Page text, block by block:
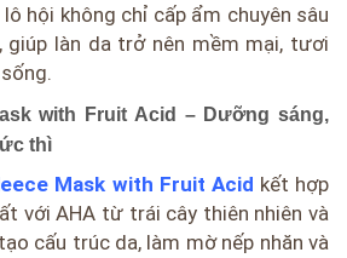
hội không chỉ cấp ẩm chuyên sâu
giúp làn da trở nên mềm mại, tươi
with Fruit Acid – Dưỡng sáng,
thì
Mask with Fruit Acid kết hợp
với AHA từ trái cây thiên nhiên và
cấu trúc da, làm mờ nếp nhăn và